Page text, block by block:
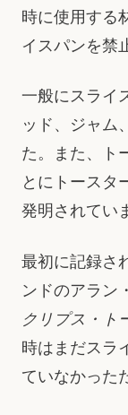
時に使用する
イスパンを禁
一般にスライ
ッド、ジャム
た。また、ト
とにトースタ
発明されてい
最初に記録さ
ンドのアラン
クリプス・ト
時はまだスラ
ていなかった